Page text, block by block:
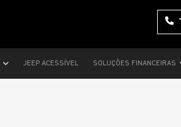
JEEP ACESSÍVEL SOLUÇÕES FINANCEIRAS